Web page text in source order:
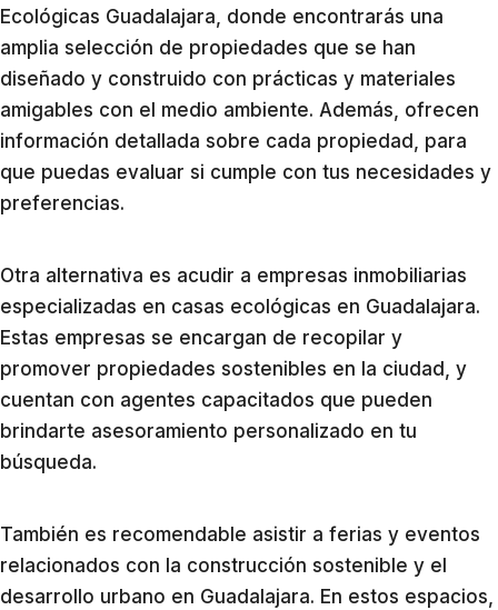
Ecológicas Guadalajara, donde encontrarás una
amplia selección de propiedades que se han
diseñado y construido con prácticas y materiales
amigables con el medio ambiente. Además, ofrecen
información detallada sobre cada propiedad, para
que puedas evaluar si cumple con tus necesidades y
preferencias.
Otra alternativa es acudir a empresas inmobiliarias
especializadas en casas ecológicas en Guadalajara.
Estas empresas se encargan de recopilar y
promover propiedades sostenibles en la ciudad, y
cuentan con agentes capacitados que pueden
brindarte asesoramiento personalizado en tu
búsqueda.
También es recomendable asistir a ferias y eventos
relacionados con la construcción sostenible y el
desarrollo urbano en Guadalajara. En estos espacios,